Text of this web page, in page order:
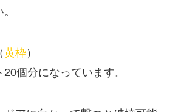
黄枠）
個分になっています。